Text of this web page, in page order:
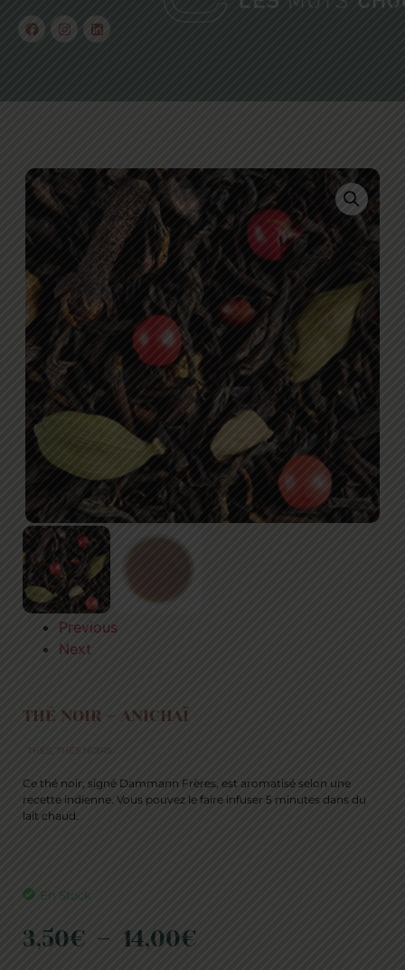
Previous
Next
THÉ NOIR – ANICHAÏ
THÉS THÉS NOIRS
Ce thé noir, signé Dammann Frères, est aromatisé selon une
recette indienne. Vous pouvez le faire infuser 5 minutes dans du
lait chaud.
En Stock
3,50€ – 14,00€